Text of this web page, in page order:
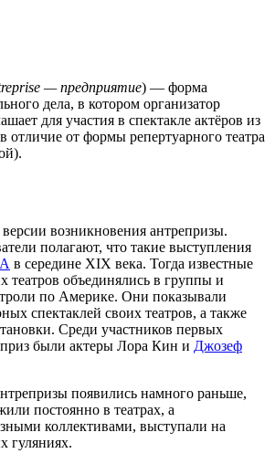
— предприятие) — форма
дела, в котором организатор
для участия в спектакле актёров из
отличие от формы репертуарного театра
).
возникновения антрепризы.
полагают, что такие выступления
в середине XIX века. Тогда известные
театров объединялись в группы и
по Америке. Они показывали
спектаклей своих театров, а также
Среди участников первых
были актеры Лора Кин и Джозеф
появились намного раньше,
постоянно в театрах, а
коллективами, выступали на
гуляниях.